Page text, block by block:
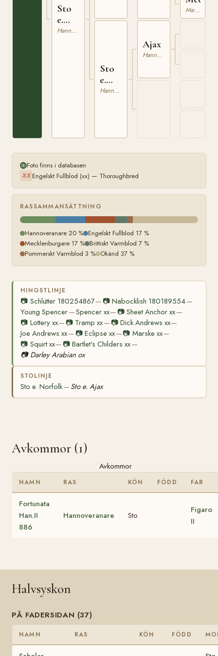
Sto
e.
Norfolk
Hannoveranare
Sto
e.
AjaxHannoveranare
Ajax
Hannoveranare
Mecklenburgare
Foto finns i databasen
XX Engelskt Fullblod (xx) — Thoroughbred
RASSAMMANSÄTTNING
Hannoveranare 20 % Engelskt Fullblod 17 %
Mecklenburgare 17 % Brittiskt Varmblod 7 %
Pommerskt Varmblod 3 % Okänd 37 %
HINGSTLINJE
📷 Schlütter 180254867— 📷Nabocklish 180189554—
Young Spencer—Spencer xx— 📷Sheet Anchor xx—
📷 Lottery xx— 📷 Tramp xx— 📷 Dick Andrews xx—
Joe Andrews xx— 📷Eclipse xx—📷 Marske xx—
📷 Squirt xx— 📷Bartlet's Childers xx—
📷 Darley Arabian ox
STOLINJE
Sto e. Norfolk— Sto e. Ajax
Avkommor (1)
Avkommor
NAMN RAS KÖN FÖDD FAR
Fortunata
Han.II
886
Hannoveranare Sto
Figaro
II
Halvsyskon
PÅ FADERSIDAN (37)
NAMN RAS KÖN FÖDD